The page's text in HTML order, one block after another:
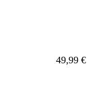
Ab
49,99 €